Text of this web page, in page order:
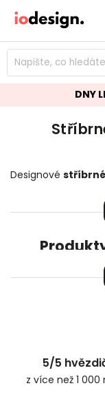
DNY
Designové
zaručeně
Můžete se ale
5/5
z více než 1 000